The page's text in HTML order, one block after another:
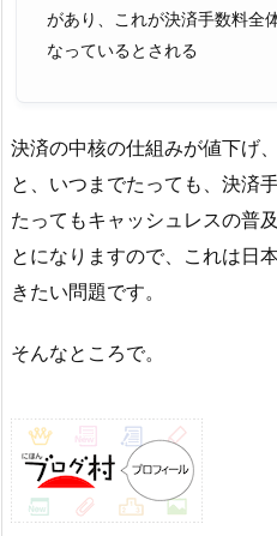
があり、これが決済手数料全
なっているとされる
決済の中核の仕組みが値下げ
と、いつまでたっても、決済
たってもキャッシュレスの普
とになりますので、これは日
きたい問題です。
そんなところで。